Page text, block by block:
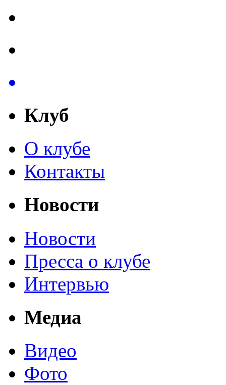
Клуб
О клубе
Контакты
Новости
Новости
Пресса о клубе
Интервью
Медиа
Видео
Фото